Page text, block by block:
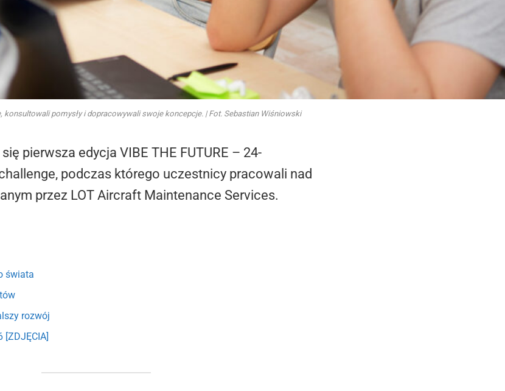
konsultowali pomysły i dopracowywali swoje koncepcje. | Fot. Sebastian Wiśniowski
pierwsza edycja VIBE THE FUTURE – 24-
podczas którego uczestnicy pracowali nad
przez LOT Aircraft Maintenance Services.
świata
rozwój
[ZDJĘCIA]